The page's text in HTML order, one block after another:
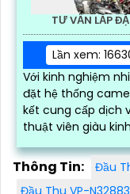
TƯ VẤN LẮP
Lần xem:
Với kinh nghiệm
đặt hệ thống
kết cung cấp dịch vụ
thuật viên giàu
Thông Tin:
Đầu
Đầu Thu VP-